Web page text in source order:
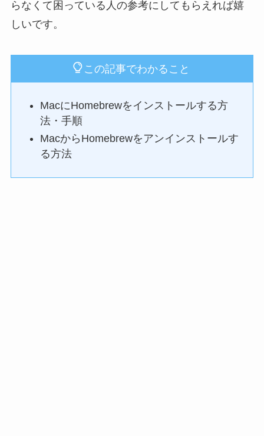
らなくて困っている人の参考にしてもらえれば嬉
しいです。
この記事でわかること
MacにHomebrewをインストールする方
法・手順
MacからHomebrewをアンインストールす
る方法